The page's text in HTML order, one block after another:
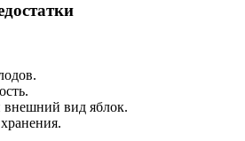
вид яблок.